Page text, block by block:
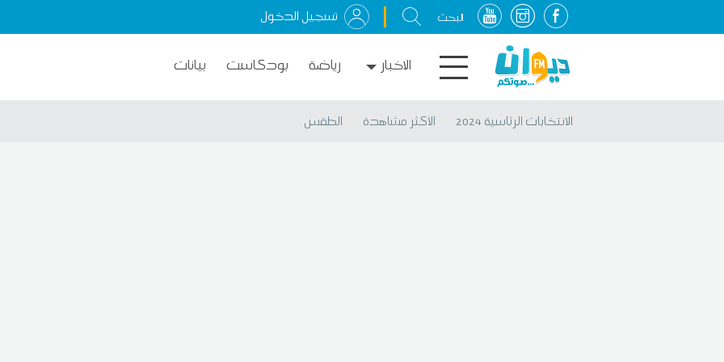
تسجيل الدخول
الاخبار رياضة بودكاست بيانات
الانتخابات الرئاسية 2024 الأكثر مشاهدة الطقس